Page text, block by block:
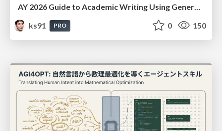
ks91
PRO 0 150